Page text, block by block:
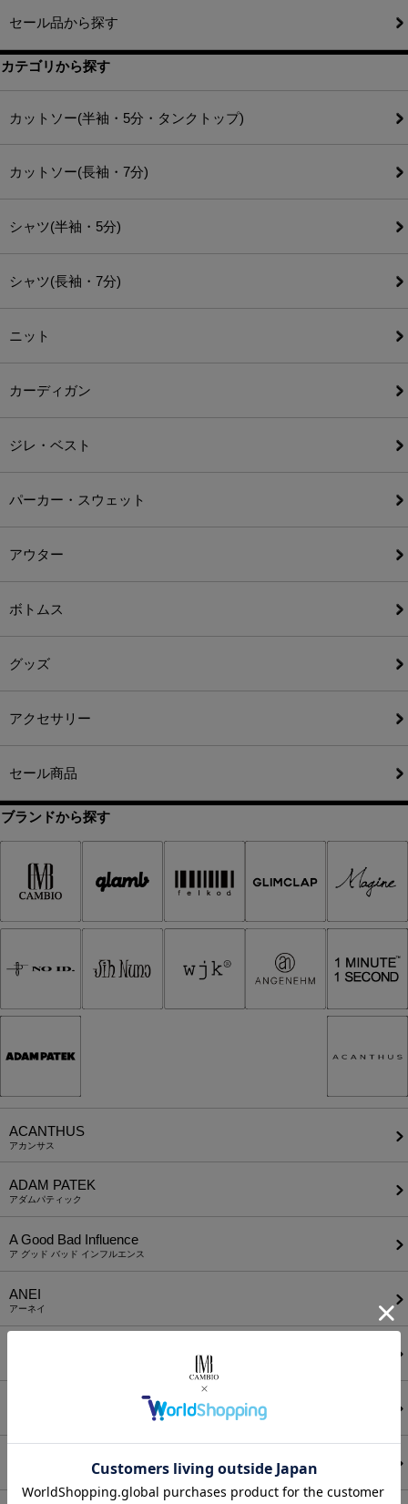
セール品から探す
カテゴリから探す
カットソー(半袖・5分・タンクトップ)
カットソー(長袖・7分)
シャツ(半袖・5分)
シャツ(長袖・7分)
ニット
カーディガン
ジレ・ベスト
パーカー・スウェット
アウター
ボトムス
グッズ
アクセサリー
セール商品
ブランドから探す
ACANTHUS
アカンサス
ADAM PATEK
アダムパティック
A Good Bad Influence
ア グッド バッド インフルエンス
ANEI
アーネイ